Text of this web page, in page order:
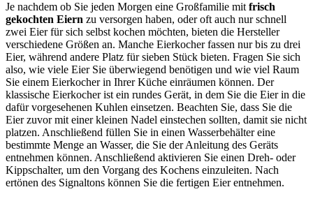
Je nachdem ob Sie jeden Morgen eine Großfamilie mit frisch
gekochten Eiern zu versorgen haben, oder oft auch nur schnell
zwei Eier für sich selbst kochen möchten, bieten die Hersteller
verschiedene Größen an. Manche Eierkocher fassen nur bis zu drei
Eier, während andere Platz für sieben Stück bieten. Fragen Sie sich
also, wie viele Eier Sie überwiegend benötigen und wie viel Raum
Sie einem Eierkocher in Ihrer Küche einräumen können. Der
klassische Eierkocher ist ein rundes Gerät, in dem Sie die Eier in die
dafür vorgesehenen Kuhlen einsetzen. Beachten Sie, dass Sie die
Eier zuvor mit einer kleinen Nadel einstechen sollten, damit sie nicht
platzen. Anschließend füllen Sie in einen Wasserbehälter eine
bestimmte Menge an Wasser, die Sie der Anleitung des Geräts
entnehmen können. Anschließend aktivieren Sie einen Dreh- oder
Kippschalter, um den Vorgang des Kochens einzuleiten. Nach
ertönen des Signaltons können Sie die fertigen Eier entnehmen.